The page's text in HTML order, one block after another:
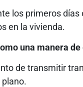
los primeros
en la vivienda.
una manera
de transmitir